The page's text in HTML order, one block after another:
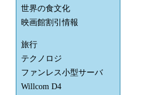
世界の食文化
映画館割引情報
旅行
テクノロジ
ファンレス小型サーバ
Willcom D4